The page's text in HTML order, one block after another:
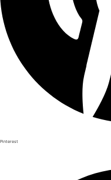
Pinterest